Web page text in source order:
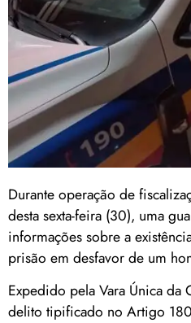
Durante operação de
desta sexta-feira (30), uma
informações sobre a
prisão em desfavor de um
Expedido pela Vara Única da
delito tipificado no Artigo